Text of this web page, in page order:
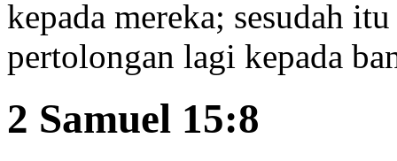
kepada mereka; sesudah
pertolongan lagi kepada
2 Samuel 15:8